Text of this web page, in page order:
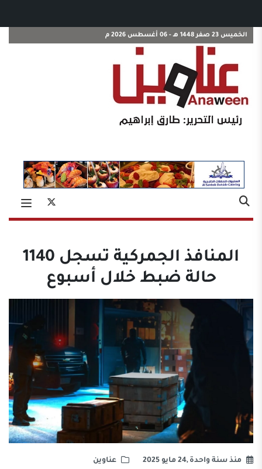
الخميس 23 صفر 1448 هـ - 06 أغسطس 2026 م
المنافذ الجمركية تسجل 1140
حالة ضبط خلال أسبوع
منذ سنة واحدة ,24 مايو 2025 عناوين